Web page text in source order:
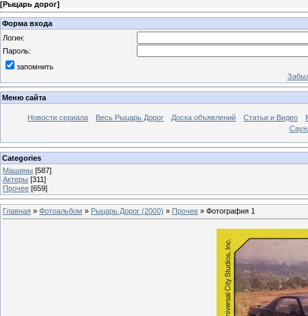
[Рыцарь дорог]
Форма входа
Логин:
Пароль:
запомнить
Меню сайта
Новости сериала Весь Рыцарь Дорог Доска объявлений Статьи и Видео
Categories
Машины [587]
Актеры [311]
Прочее [659]
Главная » Фотоальбом » Рыцарь Дорог (2000) » Прочее » Фотография 1